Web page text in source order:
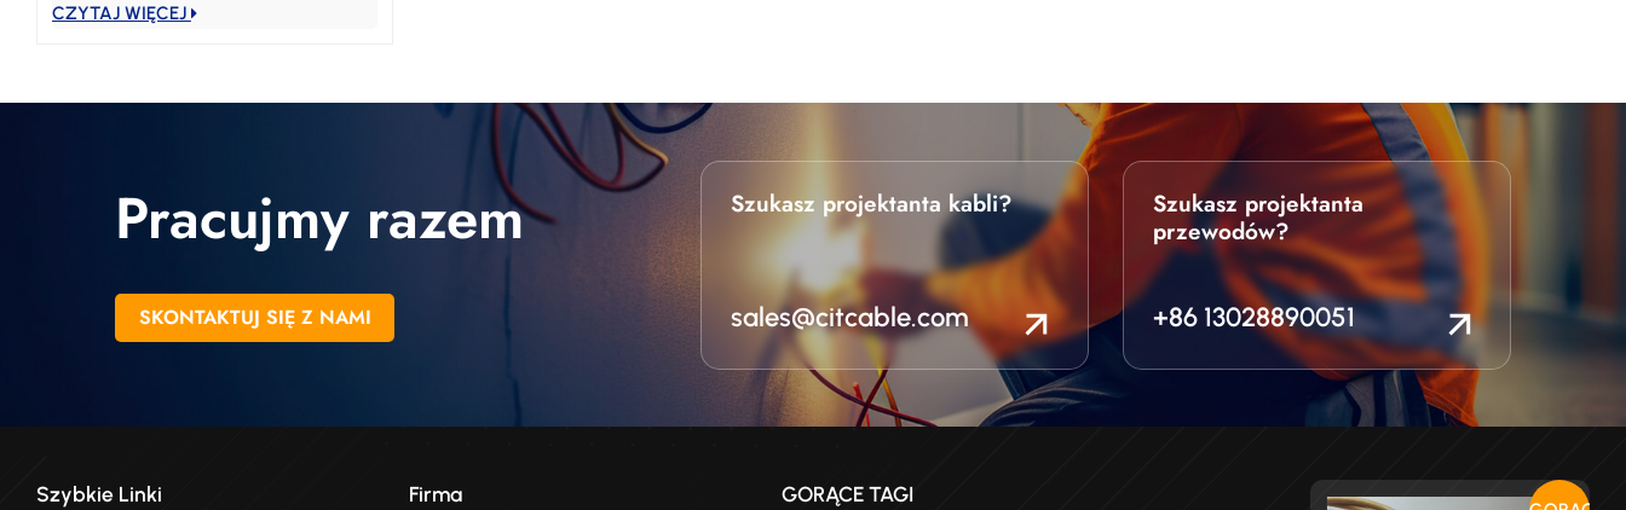
CZYTAJ WIĘCEJ
Pracujmy razem
SKONTAKTUJ SIĘ Z NAMI
Szukasz projektanta kabli?
sales@citcable.com
Szukasz projektanta
przewodów?
+86 13028890051
Szybkie Linki Firma GORĄCE TAGI